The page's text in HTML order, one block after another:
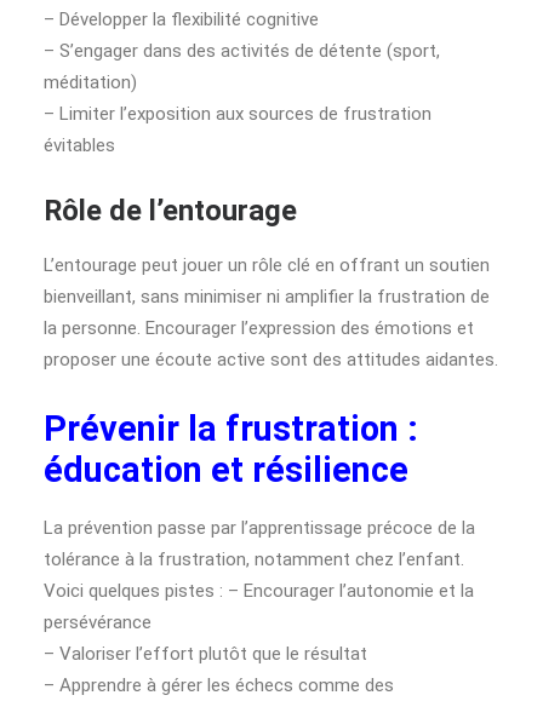
– Développer la flexibilité cognitive
– S’engager dans des activités de détente (sport,
méditation)
– Limiter l’exposition aux sources de frustration
évitables
Rôle de l’entourage
L’entourage peut jouer un rôle clé en offrant un soutien
bienveillant, sans minimiser ni amplifier la frustration de
la personne. Encourager l’expression des émotions et
proposer une écoute active sont des attitudes aidantes.
Prévenir la frustration :
éducation et résilience
La prévention passe par l’apprentissage précoce de la
tolérance à la frustration, notamment chez l’enfant.
Voici quelques pistes : – Encourager l’autonomie et la
persévérance
– Valoriser l’effort plutôt que le résultat
– Apprendre à gérer les échecs comme des